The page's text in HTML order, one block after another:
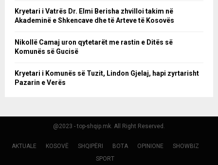
Kryetari i Vatrës Dr. Elmi Berisha zhvilloi takim në
Akademinë e Shkencave dhe të Arteve të Kosovës
Nikollë Camaj uron qytetarët me rastin e Ditës së
Komunës së Gucisë
Kryetari i Komunës së Tuzit, Lindon Gjelaj, hapi zyrtarisht
Pazarin e Verës
@2023 - top-shqip.mk. All Right Reserved.
AKTUALE KOSOVË SHQIPËRI BOTA OPINIONE
SHOWBIZ
SPORT